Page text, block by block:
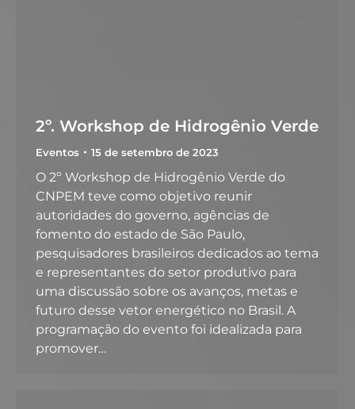
2º. Workshop de Hidrogênio Verde
Eventos 15 de setembro de 2023
O 2º Workshop de Hidrogênio Verde do
CNPEM teve como objetivo reunir
autoridades do governo, agências de
fomento do estado de São Paulo,
pesquisadores brasileiros dedicados ao tema
e representantes do setor produtivo para
uma discussão sobre os avanços, metas e
futuro desse vetor energético no Brasil. A
programação do evento foi idealizada para
promover…